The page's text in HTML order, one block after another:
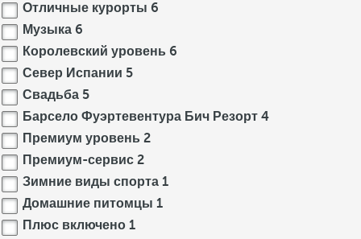
Отличные курорты 6
Музыка 6
Королевский уровень 6
Север Испании 5
Свадьба 5
Барсело Фуэртевентура Бич Резорт 4
Премиум уровень 2
Премиум-сервис 2
Зимние виды спорта 1
Домашние питомцы 1
Плюс включено 1